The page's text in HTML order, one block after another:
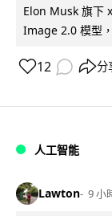
Elon Musk 旗下
Image 2.0 模型
12 分
人工智能
Lawton 9 小